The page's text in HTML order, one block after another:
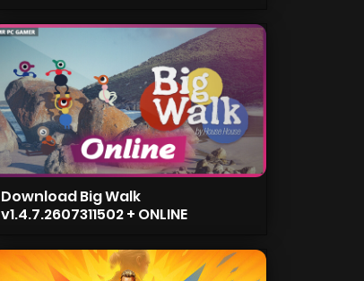
Download Big Walk
v1.4.7.2607311502 + ONLINE